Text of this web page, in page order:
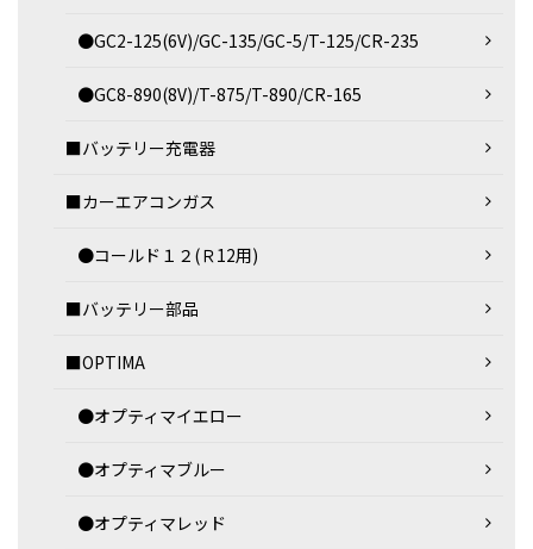
●GC2-125(6V)/GC-135/GC-5/T-125/CR-235
●GC8-890(8V)/T-875/T-890/CR-165
■バッテリー充電器
■カーエアコンガス
●コールド１２(Ｒ12用)
■バッテリー部品
■OPTIMA
●オプティマイエロー
●オプティマブルー
●オプティマレッド